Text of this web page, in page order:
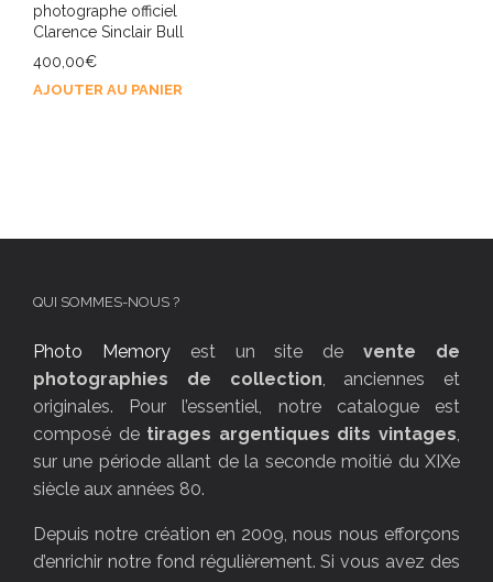
photographe officiel
Clarence Sinclair Bull
400,00€
AJOUTER AU PANIER
QUI SOMMES-NOUS ?
Photo Memoryest un site devente de
photographies de collection, anciennes et
originales. Pour l’essentiel, notre catalogue est
composé de tirages argentiques dits vintages,
sur une période allant de la seconde moitié du XIXe
siècle aux années 80.
Depuis notre création en 2009, nous nous efforçons
d’enrichir notre fond régulièrement. Si vous avez des